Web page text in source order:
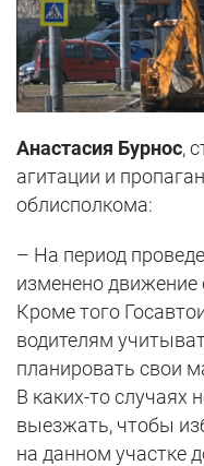
Анастасия Бурнос,
агитации и
облисполкома:
– На период
изменено движение
Кроме того
водителям
планировать свои
В каких-то
выезжать, чтобы
на данном участке